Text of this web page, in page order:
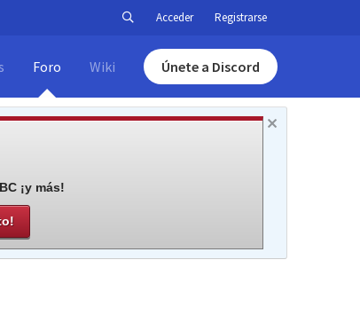
Acceder Registrarse
Foro Wiki Únete a Discord
¡y más!